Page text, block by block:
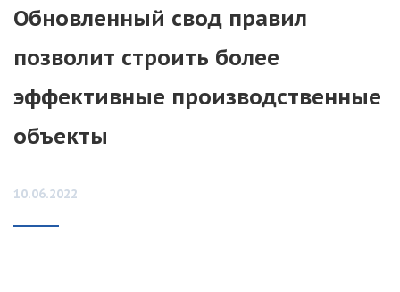
Обновленный свод правил
позволит строить более
эффективные производственные
объекты
10.06.2022